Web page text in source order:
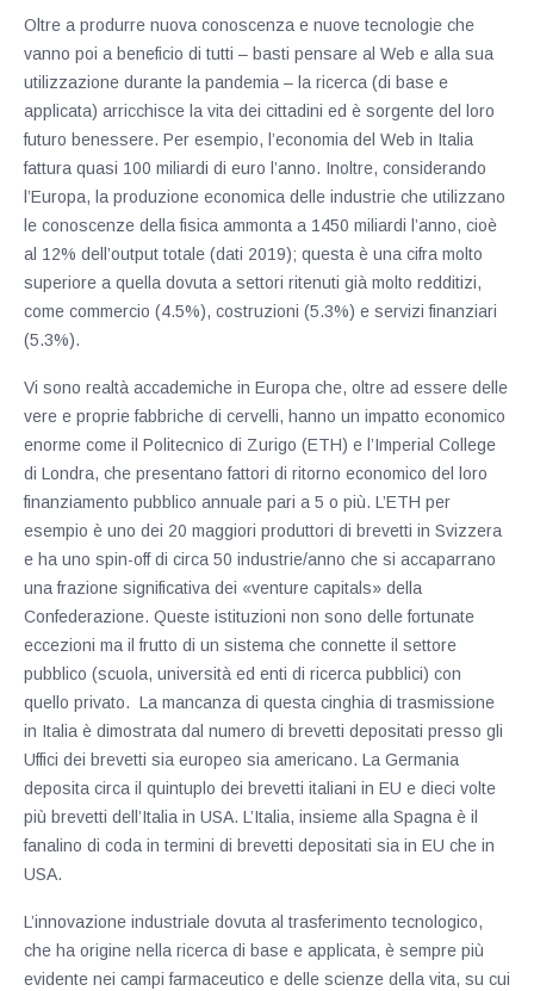
Oltre a produrre nuova conoscenza e nuove tecnologie che
vanno poi a beneficio di tutti – basti pensare al Web e alla sua
utilizzazione durante la pandemia – la ricerca (di base e
applicata) arricchisce la vita dei cittadini ed è sorgente del loro
futuro benessere. Per esempio, l’economia del Web in Italia
fattura quasi 100 miliardi di euro l’anno. Inoltre, considerando
l’Europa, la produzione economica delle industrie che utilizzano
le conoscenze della fisica ammonta a 1450 miliardi l’anno, cioè
al 12% dell’output totale (dati 2019); questa è una cifra molto
superiore a quella dovuta a settori ritenuti già molto redditizi,
come commercio (4.5%), costruzioni (5.3%) e servizi finanziari
(5.3%).
Vi sono realtà accademiche in Europa che, oltre ad essere delle
vere e proprie fabbriche di cervelli, hanno un impatto economico
enorme come il Politecnico di Zurigo (ETH) e l’Imperial College
di Londra, che presentano fattori di ritorno economico del loro
finanziamento pubblico annuale pari a 5 o più. L’ETH per
esempio è uno dei 20 maggiori produttori di brevetti in Svizzera
e ha uno spin-off di circa 50 industrie/anno che si accaparrano
una frazione significativa dei «venture capitals» della
Confederazione. Queste istituzioni non sono delle fortunate
eccezioni ma il frutto di un sistema che connette il settore
pubblico (scuola, università ed enti di ricerca pubblici) con
quello privato. La mancanza di questa cinghia di trasmissione
in Italia è dimostrata dal numero di brevetti depositati presso gli
Uffici dei brevetti sia europeo sia americano. La Germania
deposita circa il quintuplo dei brevetti italiani in EU e dieci volte
più brevetti dell’Italia in USA. L’Italia, insieme alla Spagna è il
fanalino di coda in termini di brevetti depositati sia in EU che in
USA.
L’innovazione industriale dovuta al trasferimento tecnologico,
che ha origine nella ricerca di base e applicata, è sempre più
evidente nei campi farmaceutico e delle scienze della vita, su cui